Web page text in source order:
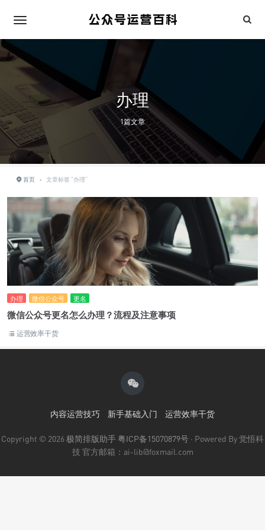
办理
1篇文章
首页 › 文章标签 "办理"
办理 微信公众号 更名
微信公众号更名怎么办理？流程及注意事项
运营效率干货
内容运营技巧 新手基础入门 运营效率干货
Copyright © 2026极简排版助手粤ICP备15070879号 · Powered By 觉悟科
技 官方邮箱：ai-lib@foxmail.com